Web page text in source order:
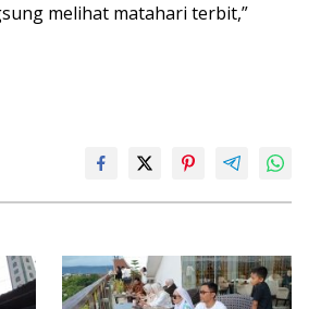
melihat matahari terbit,”